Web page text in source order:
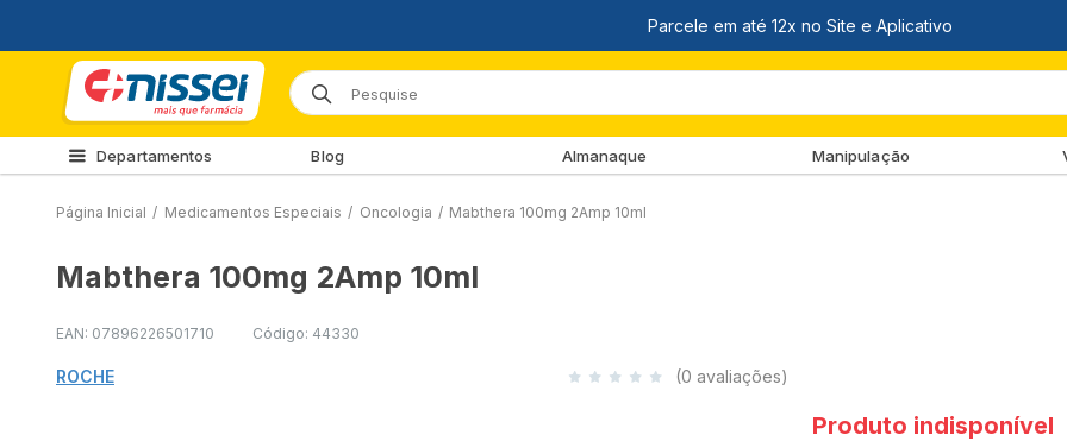
Departamentos Blog Almanaque Manipulação
Página Inicial / Medicamentos Especiais / Oncologia / Mabthera 100mg 2Amp 10ml
Mabthera 100mg 2Amp 10ml
EAN: 07896226501710 Código: 44330
ROCHE (0 avaliações)
Produto indisponível